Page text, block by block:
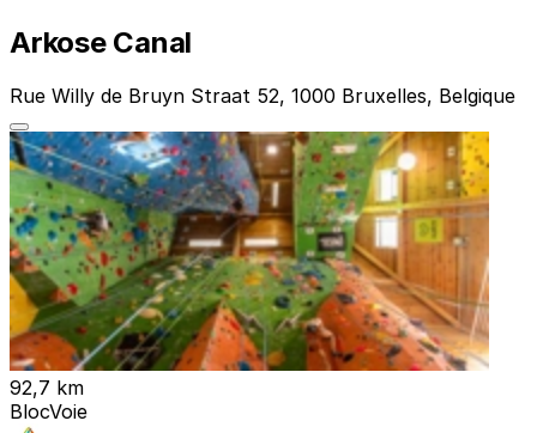
Arkose Canal
Rue Willy de Bruyn Straat 52, 1000 Bruxelles, Belgique
92,7 km
BlocVoie